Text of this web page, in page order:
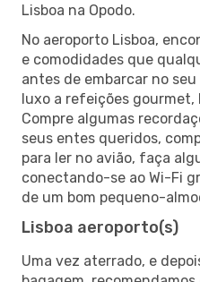
Lisboa na Opodo.
No aeroporto Lisboa,
e comodidades que
antes de embarcar no
luxo a refeições gourmet,
Compre algumas
seus entes queridos,
para ler no avião, faça
conectando-se ao Wi-Fi
de um bom pequeno-
Lisboa aeroporto(s)
Uma vez aterrado, e